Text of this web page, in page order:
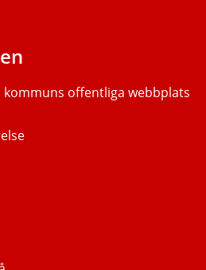
kommuns offentliga webbplats